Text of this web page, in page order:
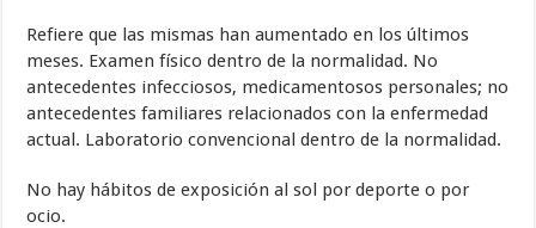
Refiere que las mismas han aumentado en los últimos
meses. Examen físico dentro de la normalidad. No
antecedentes infecciosos, medicamentosos personales; no
antecedentes familiares relacionados con la enfermedad
actual. Laboratorio convencional dentro de la normalidad.
No hay hábitos de exposición al sol por deporte o por
ocio.